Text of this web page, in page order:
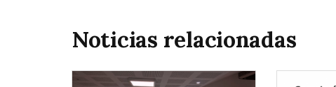
Noticias relacionadas